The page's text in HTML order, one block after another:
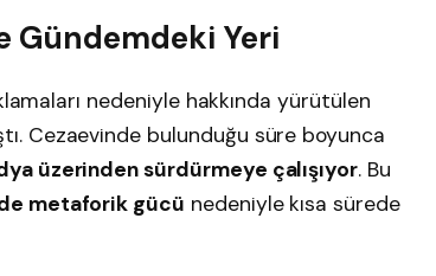
Gündemdeki Yeri
nedeniyle hakkında yürütülen
Cezaevinde bulunduğu süre boyunca
üzerinden sürdürmeye çalışıyor. Bu
metaforik gücü nedeniyle kısa sürede